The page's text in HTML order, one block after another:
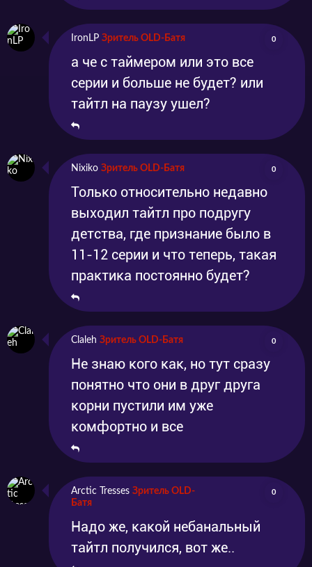
IronLP Зритель OLD-Батя 0
а че с таймером или это все
серии и больше не будет? или
тайтл на паузу ушел?
Nixiko Зритель OLD-Батя 0
Только относительно недавно
выходил тайтл про подругу
детства, где признание было в
11-12 серии и что теперь, такая
практика постоянно будет?
Claleh Зритель OLD-Батя 0
Не знаю кого как, но тут сразу
понятно что они в друг друга
корни пустили им уже
комфортно и все
Arctic Tresses Зритель OLD-
Батя
0
Надо же, какой небанальный
тайтл получился, вот же..